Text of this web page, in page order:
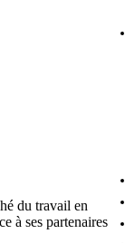
du travail en
à ses partenaires